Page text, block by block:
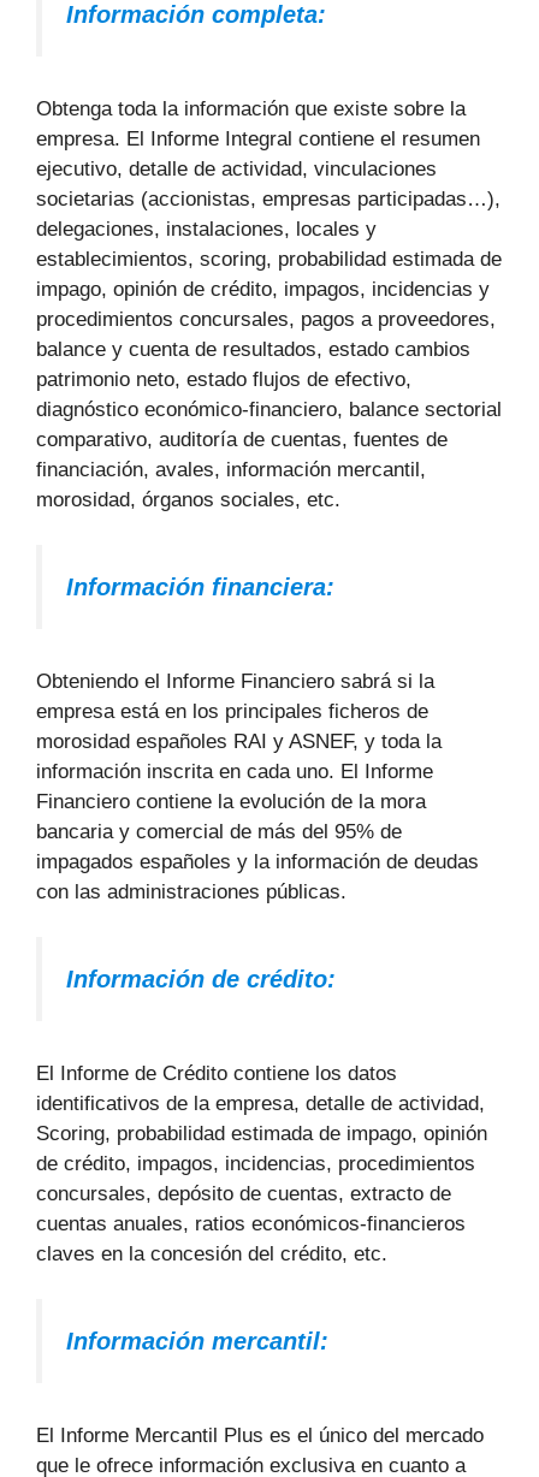
Información completa:
Obtenga toda la información que existe sobre la
empresa. El Informe Integral contiene el resumen
ejecutivo, detalle de actividad, vinculaciones
societarias (accionistas, empresas participadas…),
delegaciones, instalaciones, locales y
establecimientos, scoring, probabilidad estimada de
impago, opinión de crédito, impagos, incidencias y
procedimientos concursales, pagos a proveedores,
balance y cuenta de resultados, estado cambios
patrimonio neto, estado flujos de efectivo,
diagnóstico económico-financiero, balance sectorial
comparativo, auditoría de cuentas, fuentes de
financiación, avales, información mercantil,
morosidad, órganos sociales, etc.
Información financiera:
Obteniendo el Informe Financiero sabrá si la
empresa está en los principales ficheros de
morosidad españoles RAI y ASNEF, y toda la
información inscrita en cada uno. El Informe
Financiero contiene la evolución de la mora
bancaria y comercial de más del 95% de
impagados españoles y la información de deudas
con las administraciones públicas.
Información de crédito:
El Informe de Crédito contiene los datos
identificativos de la empresa, detalle de actividad,
Scoring, probabilidad estimada de impago, opinión
de crédito, impagos, incidencias, procedimientos
concursales, depósito de cuentas, extracto de
cuentas anuales, ratios económicos-financieros
claves en la concesión del crédito, etc.
Información mercantil:
El Informe Mercantil Plus es el único del mercado
que le ofrece información exclusiva en cuanto a